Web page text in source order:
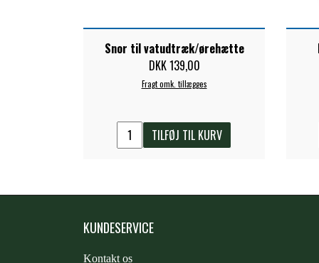
Snor til vatudtræk/ørehætte
DKK 139,00
Fragt omk. tillægges
TILFØJ TIL KURV
KUNDESERVICE
Kontakt os